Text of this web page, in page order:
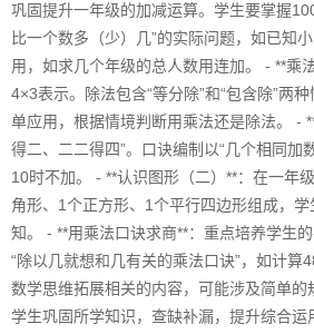
巩固提升一年级的加减运算。学生要掌握
比一个数多（少）几”的实际问题，如已知
用，如求几个年级的总人数用连加。 - **乘
4×3表示。除法包含“等分除”和“包含除”两
单应用，根据情境判断用乘法还是除法。 -
得二、二二得四”。口诀编制以“几个相同加
10时不加。 - **认识图形（二）**：在一年
角形、1个正方形、1个平行四边形组成，
知。 - **用乘法口诀求商**：重点培养学生
“除以几就想和几有关的乘法口诀”，如计
数学思维拓展相关的内容，可能涉及简单
学生巩固所学知识，查缺补漏，提升综合